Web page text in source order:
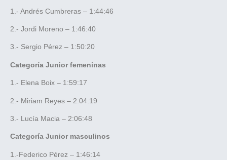
1.- Andrés Cumbreras – 1:44:46
2.- Jordi Moreno – 1:46:40
3.- Sergio Pérez – 1:50:20
Categoría Junior femeninas
1.- Elena Boix – 1:59:17
2.- Miriam Reyes – 2:04:19
3.- Lucía Macia – 2:06:48
Categoría Junior masculinos
1.-Federico Pérez – 1:46:14